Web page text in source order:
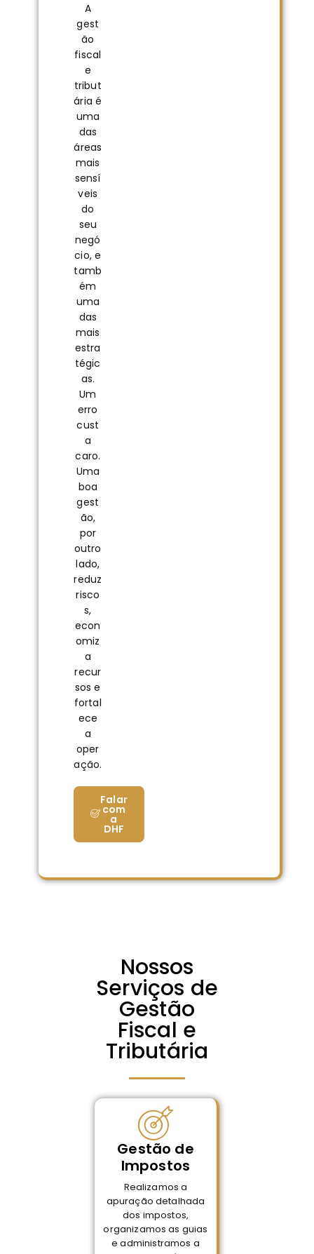
A
gest
ão
fiscal
e
tribut
ária é
uma
das
áreas
mais
sensí
veis
do
seu
negó
cio, e
tamb
ém
uma
das
mais
estra
tégic
as.
Um
erro
cust
a
caro.
Uma
boa
gest
ão,
por
outro
lado,
reduz
risco
s,
econ
omiz
a
recur
sos e
fortal
ece
a
oper
ação.
Falar
com
a
DHF
Nossos
Serviços de
Gestão
Fiscal e
Tributária
Gestão de
Impostos
Realizamos a
apuração detalhada
dos impostos,
organizamos as guias
e administramos a